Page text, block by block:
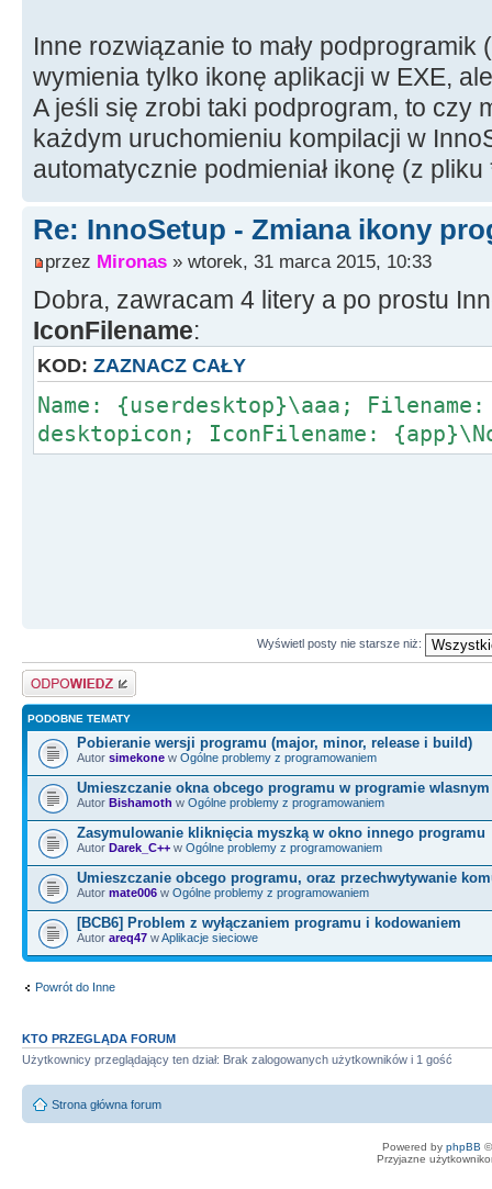
Inne rozwiązanie to mały
wymienia tylko ikonę aplikacji w EXE,
A jeśli się zrobi taki podprogram, to czy
każdym uruchomieniu kompilacji w
automatycznie podmieniał ikonę (z pliku
Re: InnoSetup - Zmiana ikony
przez Mironas » wtorek, 31 marca 2015, 10:33
Dobra, zawracam 4 litery a po prostu
IconFilename:
KOD: ZAZNACZ CAŁY
Name: {userdesktop}\aaa;
desktopicon; IconFilename:
Wyświetl posty nie starsze niż:
Odpowiedz
PODOBNE TEMATY
Pobieranie wersji programu (major, minor, release i build)
Autor simekone w Ogólne problemy z programowaniem
Umieszczanie okna obcego programu w programie
Autor Bishamoth w Ogólne problemy z programowaniem
Zasymulowanie kliknięcia myszką w okno innego programu
Autor Darek_C++ w Ogólne problemy z programowaniem
Umieszczanie obcego programu, oraz przechwytywanie
Autor mate006 w Ogólne problemy z programowaniem
[BCB6] Problem z wyłączaniem programu i kodowaniem
Autor areq47 wAplikacje sieciowe
Powrót do Inne
KTO PRZEGLĄDA FORUM
Użytkownicy przeglądający ten dział: Brak zalogowanych użytkowników i 1 gość
Strona główna forum
Powered by phpBB
Przyjazne